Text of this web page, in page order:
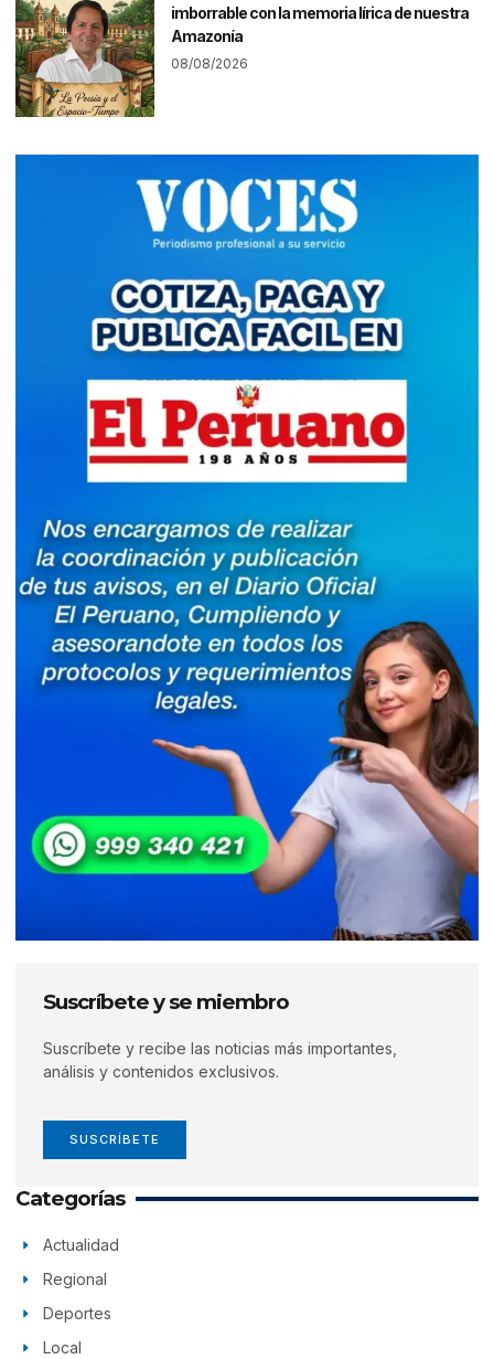
imborrable con la memoria lírica de nuestra
Amazonía
08/08/2026
Suscríbete y se miembro
Suscríbete y recibe las noticias más importantes,
análisis y contenidos exclusivos.
SUSCRÍBETE
Categorías
Actualidad
Regional
Deportes
Local